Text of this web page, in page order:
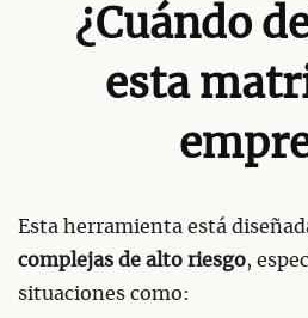
¿Cuándo
esta
Esta herramienta está
complejas de alto riesgo,
situaciones como: